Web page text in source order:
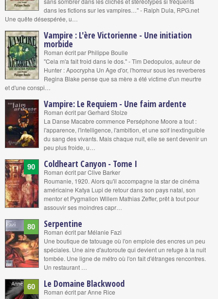
dans les fictions sur les vampires…" - Ralph Dula, RPG.net
Une quête désespérée, u…
Vampire : L'ère Victorienne - Une initiation
morbide
Roman écrit par Philippe Boulle
"Cela m'a fait froid dans le dos." - Tim Dedopulos, auteur de
Hunter : Apocrypha Un Age d'or, l'horreur sous les reverberes
Regina Blake pense que sa mère a été victime d'un meurtre
et d'une conspi…
Vampire: Le Requiem - Une faim ardente
Roman écrit par Gerhard Stolze
La Danse Macabre commence Perséphone Moore a tout :
l'apparence, l'intelligence, l'ambition, et une soif inextinguible
du sang des vivants. Mais chaque nuit, elle se sent devenir un
peu plus froide, u…
90 Coldheart Canyon - Tome I
Roman écrit par Clive Barker
Roumanie, 1920. Alors qu'il accompagne la star de cinéma
américaine Katya Lupi de retour dans son pays natal, son
mentor et Pygmalion Willem Mathias Zeffer, prêt à tout pour
assouvir ses moindres capr…
80 Serpentine
Roman écrit par Mélanie Fazi
Une boutique de tatouage où l'on emploie des encres un peu
spéciales. Une aire d'autoroute qui devient un refuge à la nuit
tombée. Une ligne de métro où l'on fait d'étranges rencontres.
Un restaurant …
60 Le Domaine Blackwood
Roman écrit par Anne Rice